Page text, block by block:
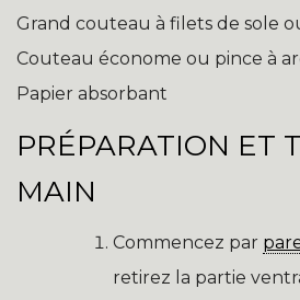
Grand couteau à filets de sole
Couteau économe ou pince à
Papier absorbant
PRÉPARATION ET
MAIN
Commencez par
retirez la partie